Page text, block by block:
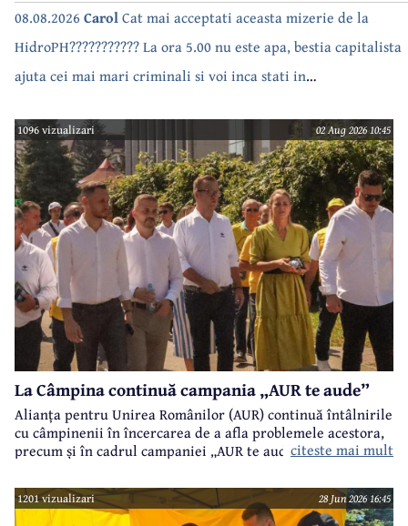
08.08.2026 CarolCat mai acceptati aceasta mizerie de la
HidroPH??????????? La ora 5.00 nu este apa, bestia capitalista
ajuta cei mai mari criminali si voi inca stati in
1096 vizualizari 02 Aug 2026 10:45
La Câmpina continuă campania „AUR te aude”
Alianța pentru Unirea Românilor (AUR) continuă întâlnirile
cu câmpinenii în încercarea de a afla problemele acestora,
precum și în cadrul campaniei „AUR te aude”.citeste mai mult
1201 vizualizari 28 Jun 2026 16:45